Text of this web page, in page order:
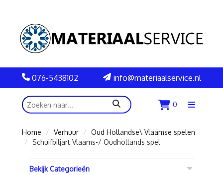
076-5438102 info@materiaalservice.nl
zoeken 0
Menu
Home
Verhuur
Oud Hollandse\ Vlaamse spelen
Schuifbiljart Vlaams-/ Oudhollands spel
Bekijk Categorieën